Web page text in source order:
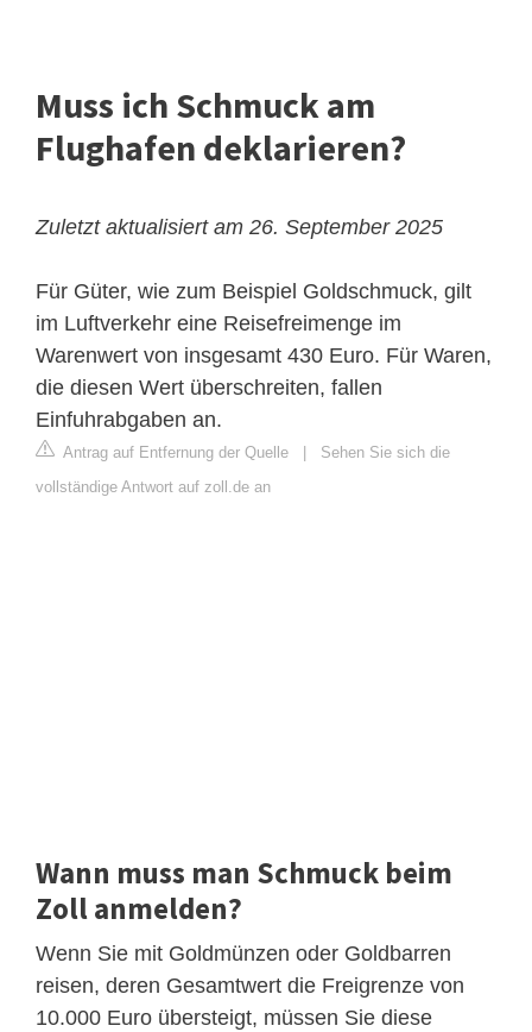
Muss ich Schmuck am
Flughafen deklarieren?
Zuletzt aktualisiert am 26. September 2025
Für Güter, wie zum Beispiel Goldschmuck, gilt
im Luftverkehr eine Reisefreimenge im
Warenwert von insgesamt 430 Euro. Für Waren,
die diesen Wert überschreiten, fallen
Einfuhrabgaben an.
Antrag auf Entfernung der Quelle
Sehen Sie sich die
vollständige Antwort auf zoll.de an
Wann muss man Schmuck beim
Zoll anmelden?
Wenn Sie mit Goldmünzen oder Goldbarren
reisen, deren Gesamtwert die Freigrenze von
10.000 Euro übersteigt, müssen Sie diese